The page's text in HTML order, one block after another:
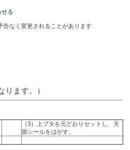
る
なく変更されることがあります
ます。）
（3）上ブタを元どおりセットし、天
面シールをはがす。